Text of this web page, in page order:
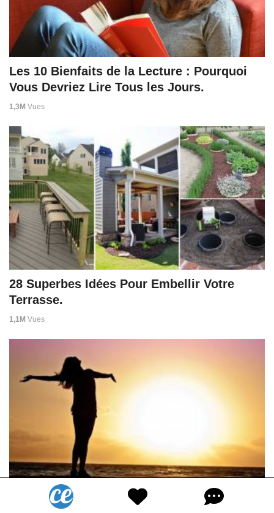
Les 10 Bienfaits de la Lecture : Pourquoi
Vous Devriez Lire Tous les Jours.
1,3M Vues
28 Superbes Idées Pour Embellir Votre
Terrasse.
1,1M Vues
85 Citations Inspirantes Qui Vont Changer